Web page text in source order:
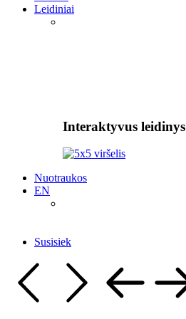
Leidiniai
Interaktyvus leidinys
Nuotraukos
EN
Susisiek